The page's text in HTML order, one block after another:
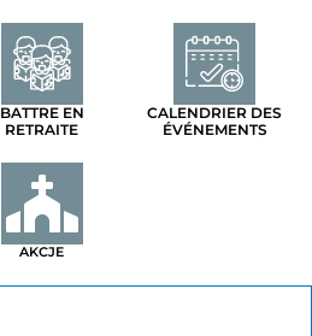
BATTRE EN
RETRAITE
CALENDRIER DES
ÉVÉNEMENTS
AKCJE